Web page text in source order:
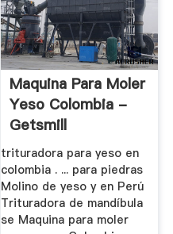
Maquina Para Moler
Yeso Colombia -
Getsmill
trituradora para yeso en
colombia . ... para piedras
Molino de yeso y en Perú
Trituradora de mandíbula
se Maquina para moler